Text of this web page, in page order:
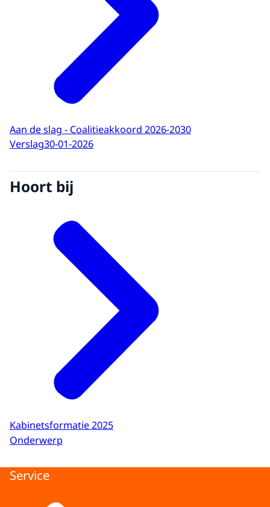
Aan de slag - Coalitieakkoord 2026-2030
Verslag30-01-2026
Hoort bij
Kabinetsformatie 2025
Onderwerp
Service